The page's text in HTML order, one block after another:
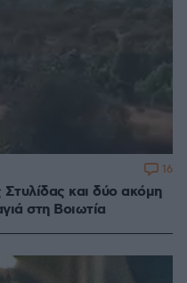
και δύο ακόμη
στη Βοιωτία
16